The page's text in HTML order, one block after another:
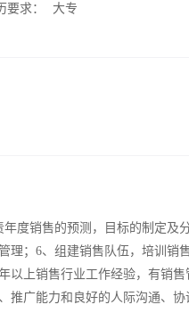
要求：
大专
度销售的预测，目标的制定及
；6、组建销售队伍，培训销
以上销售行业工作经验，有销
推广能力和良好的人际沟通、